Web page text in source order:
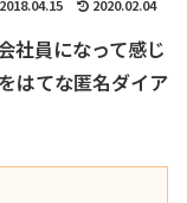
2018.04.15 2020.02.04
社員になって感じ
はてな匿名ダイア